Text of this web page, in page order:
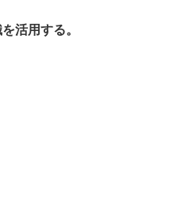
活用する。